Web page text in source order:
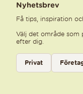
Nyhetsbrev
Få tips, inspiration
Välj det område som
efter dig.
Välj kategori för
Privat